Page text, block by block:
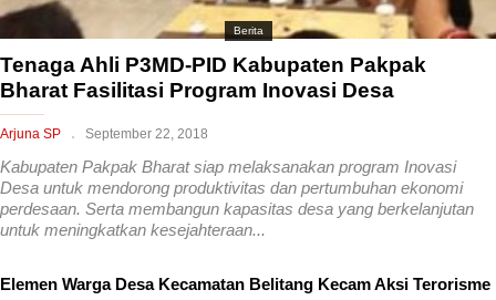
Berita
Tenaga Ahli P3MD-PID Kabupaten Pakpak
Bharat Fasilitasi Program Inovasi Desa
Arjuna SP September 22, 2018
Kabupaten Pakpak Bharat siap melaksanakan program Inovasi
Desa untuk mendorong produktivitas dan pertumbuhan ekonomi
perdesaan. Serta membangun kapasitas desa yang berkelanjutan
untuk meningkatkan kesejahteraan...
Elemen Warga Desa Kecamatan Belitang Kecam Aksi Terorisme